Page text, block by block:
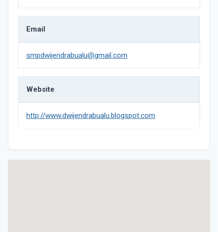
Email
smpdwijendrabualu@gmail.com
Website
http://www.dwijendrabualu.blogspot.com